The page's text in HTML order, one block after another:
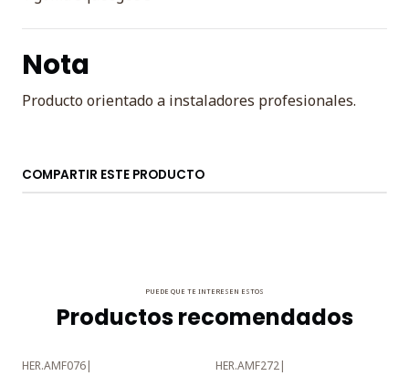
Nota
Producto orientado a instaladores profesionales.
COMPARTIR ESTE PRODUCTO
PUEDE QUE TE INTERESEN ESTOS
Productos recomendados
HER.AMF076| HER.AMF272|